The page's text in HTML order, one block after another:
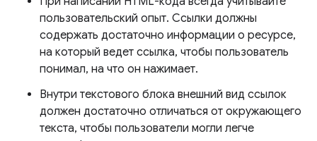
пользовательский опыт. Ссылки должны
содержать достаточно информации о ресурсе,
на который ведет ссылка, чтобы пользователь
понимал, на что он нажимает.
Внутри текстового блока внешний вид ссылок
должен достаточно отличаться от окружающего
текста, чтобы пользователи могли легче